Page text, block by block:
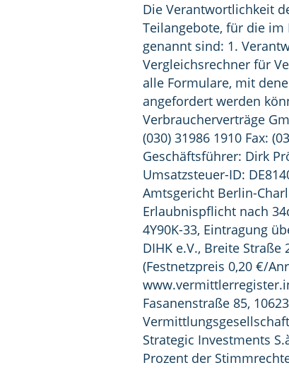
Die Verantwortlichkeit
Teilangebote, für die
genannt sind: 1.
Vergleichsrechner für
alle Formulare, mit
angefordert werden
Verbraucherverträge
(030) 31986 1910 Fax:
Geschäftsführer: Dirk
Umsatzsteuer-ID:
Amtsgericht Berlin-
Erlaubnispflicht nach
4Y90K-33, Eintragung
DIHK e.V., Breite Straße
(Festnetzpreis 0,20 €/
Fasanenstraße 85,
Strategic Investments
Prozent der